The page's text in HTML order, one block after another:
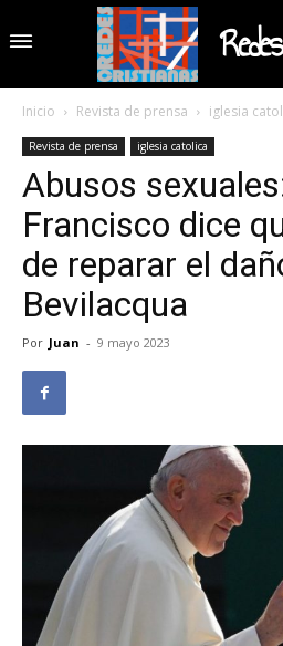
Inicio Revista de prensa iglesia
Revista de prensa iglesia catolica
Abusos
Francisco dice
de reparar el
Bevilacqua
Por Juan - 9 mayo 2023